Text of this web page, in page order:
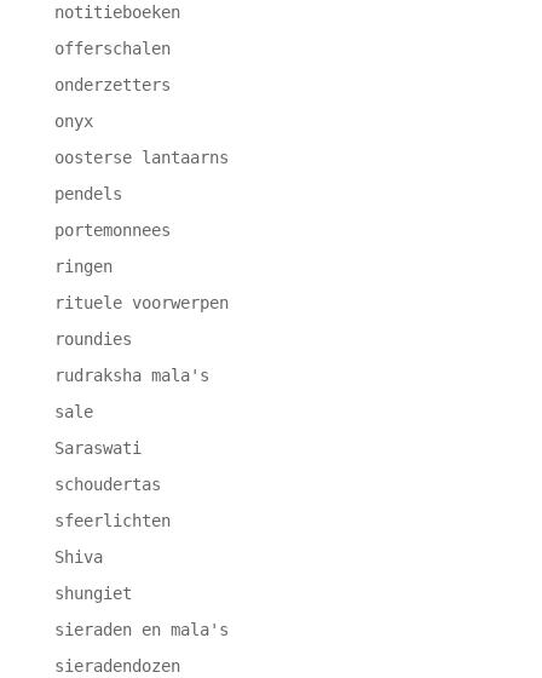
notitieboeken
offerschalen
onderzetters
onyx
oosterse lantaarns
pendels
portemonnees
ringen
rituele voorwerpen
roundies
rudraksha mala's
sale
Saraswati
schoudertas
sfeerlichten
Shiva
shungiet
sieraden en mala's
sieradendozen